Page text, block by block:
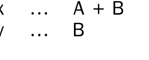
Ａ＋Ｂ
… Ｂ